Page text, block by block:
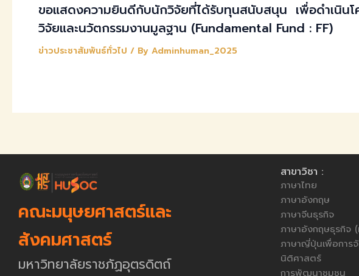
ขอแสดงความยินดีกับนักวิจัยที่ได้รับทุนสนับสนุน เพื่อดำเนินโ
วิจัยและนวัตกรรมงานมูลฐาน (Fundamental Fund : FF)
ข่าวประชาสัมพันธ์ทั่วไป / By Adminhuman_2025
คณะมนุษยศาสตร์และ
สังคมศาสตร์
มหาวิทยาลัยราชภัฏอุตรดิตถ์
สาขาวิชา :
ภาษาไทย
ภาษาอังกฤษ
ภาษาจีนธุรกิจ
ภาษาอังกฤษธุรกิจ
ภาษาญี่ปุ่นเพื่อการ
นิติศาสตร์
การพัฒนาชุมชน